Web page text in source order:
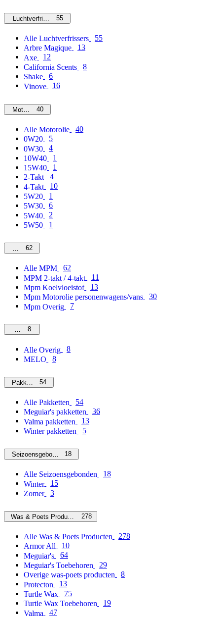
Luchtverfrissers55
Alle Luchtverfrissers
55
Arbre Magique
13
Axe
12
California Scents
8
Shake
6
Vinove
16
Motorolie40
Alle Motorolie
40
0W20
5
0W30
4
10W40
1
15W40
1
2-Takt
4
4-Takt
10
5W20
1
5W30
6
5W40
2
5W50
1
MPM62
Alle MPM
62
MPM 2-takt / 4-takt
11
Mpm Koelvloeistof
13
Mpm Motorolie personenwagens/vans
30
Mpm Overig
7
Overig
8
Alle Overig
8
MELO
8
Pakketten54
Alle Pakketten
54
Meguiar's pakketten
36
Valma pakketten
13
Winter pakketten
5
Seizoensgebonden18
Alle Seizoensgebonden
18
Winter
15
Zomer
3
Was & Poets Producten 278
Alle Was & Poets Producten
278
Armor All
10
Meguiar's
64
Meguiar's Toebehoren
29
Overige was-poets producten
8
Protecton
13
Turtle Wax
75
Turtle Wax Toebehoren
19
Valma
47